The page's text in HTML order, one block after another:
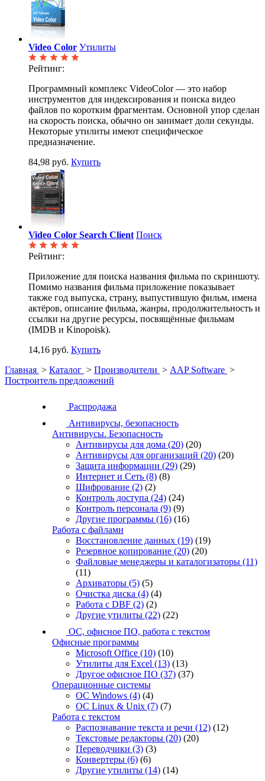
Video Color Утилиты
Рейтинг:
Программный комплекс VideoColor — это набор
инструментов для индексирования и поиска видео
файлов по коротким фрагментам. Основной упор сделан
на скорость поиска, обычно он занимает доли секунды.
Некоторые утилиты имеют специфическое
предназначение.
84,98 руб. Купить
Video Color Search Client Поиск
Рейтинг:
Приложение для поиска названия фильма по скриншоту.
Помимо названия фильма приложение показывает
также год выпуска, страну, выпустившую фильм, имена
актёров, описание фильма, жанры, продолжительность и
ссылки на другие ресурсы, посвящённые фильмам
(IMDB и Kinopoisk).
14,16 руб. Купить
Главная > Каталог > Производители > AAP Software >
Построитель предложений
Распродажа
Антивирусы, безопасность
Антивирусы. Безопасность
Антивирусы для дома (20) (20)
Антивирусы для организаций (20) (20)
Защита информации (29) (29)
Интернет и Сеть (8) (8)
Шифрование (2) (2)
Контроль доступа (24) (24)
Контроль персонала (9) (9)
Другие программы (16) (16)
Работа с файлами
Восстановление данных (19) (19)
Резервное копирование (20) (20)
Файловые менеджеры и каталогизаторы (11)
(11)
Архиваторы (5) (5)
Очистка диска (4) (4)
Работа с DBF (2) (2)
Другие утилиты (22) (22)
ОС, офисное ПО, работа с текстом
Офисные программы
Microsoft Office (10) (10)
Утилиты для Excel (13) (13)
Другое офисное ПО (37) (37)
Операционные системы
ОС Windows (4) (4)
ОС Linux & Unix (7) (7)
Работа с текстом
Распознавание текста и речи (12) (12)
Текстовые редакторы (20) (20)
Переводчики (3) (3)
Конвертеры (6) (6)
Другие утилиты (14) (14)